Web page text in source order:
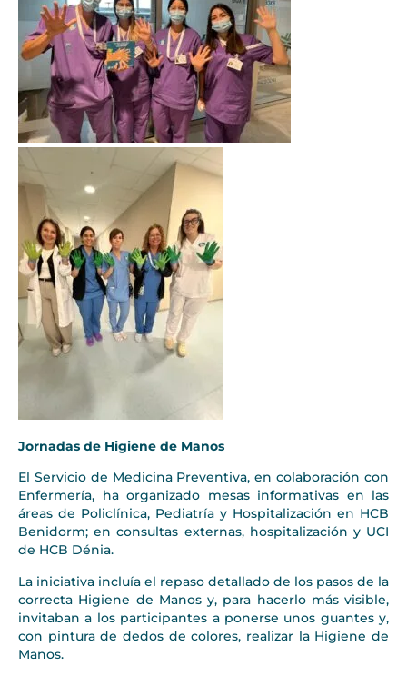
Jornadas de Higiene de Manos
El Servicio de Medicina Preventiva, en colaboración con
Enfermería, ha organizado mesas informativas en las
áreas de Policlínica, Pediatría y Hospitalización en HCB
Benidorm; en consultas externas, hospitalización y UCI
de HCB Dénia.
La iniciativa incluía el repaso detallado de los pasos de la
correcta Higiene de Manos y, para hacerlo más visible,
invitaban a los participantes a ponerse unos guantes y,
con pintura de dedos de colores, realizar la Higiene de
Manos.